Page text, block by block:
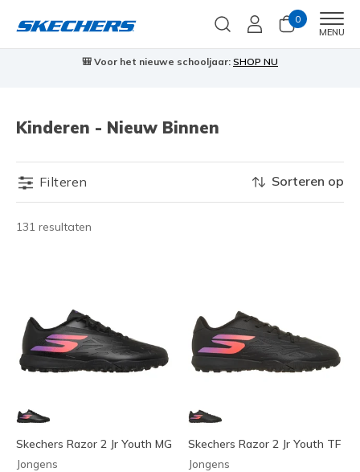
0
MENU
🎒 Voor het nieuwe schooljaar: SHOP NU
Kinderen - Nieuw Binnen
Filteren
131 resultaten
Sorteren op
Skechers Razor 2 Jr Youth MG
Jongens
Skechers Razor 2 Jr Youth TF
Jongens